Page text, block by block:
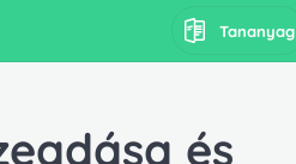
Tananyag
és